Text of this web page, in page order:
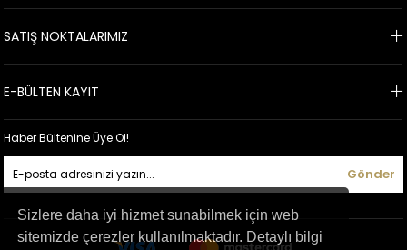
Sizlere daha iyi hizmet sunabilmek için web
sitemizde çerezler kullanılmaktadır. Detaylı bilgi
SATIŞ NOKTALARIMIZ
E-BÜLTEN KAYIT
Haber Bültenine Üye Ol!
Gönder